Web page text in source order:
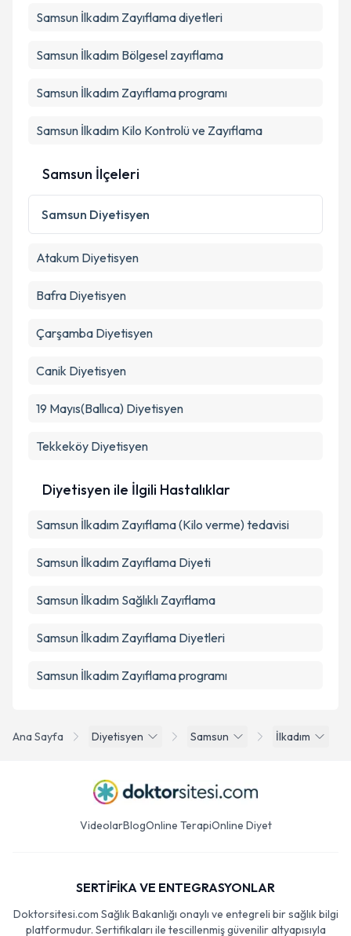
Kişisel verilerimin işlenmesine ilişkin
kapsamda işlenmesini kabul ediyorum.
Takvim Talebini Gönder
Ana Sayfa Diyetisyen Samsun İlkadım
Samsun İlkadım Zayıflama diyetleri
Samsun İlkadım Bölgesel zayıflama
Samsun İlkadım Zayıflama programı
Samsun İlkadım Kilo Kontrolü ve Zayıflama
Samsun İlçeleri
Samsun Diyetisyen
Atakum Diyetisyen
Bafra Diyetisyen
Çarşamba Diyetisyen
Canik Diyetisyen
19 Mayıs(Ballıca) Diyetisyen
Tekkeköy Diyetisyen
Diyetisyen ile İlgili Hastalıklar
Samsun İlkadım Zayıflama (Kilo verme) tedavisi
Samsun İlkadım Zayıflama Diyeti
Samsun İlkadım Sağlıklı Zayıflama
Samsun İlkadım Zayıflama Diyetleri
Samsun İlkadım Zayıflama programı
VideolarBlogOnline TerapiOnline Diyet
SERTİFİKA VE ENTEGRASYONLAR
Doktorsitesi.com Sağlık Bakanlığı onaylı ve entegreli bir sağlık bilgi
platformudur. Sertifikaları ile tescillenmiş güvenilir altyapısıyla